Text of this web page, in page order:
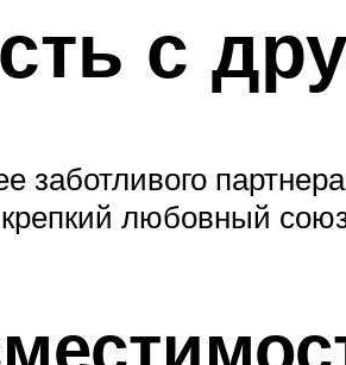
с
заботливого
любовный